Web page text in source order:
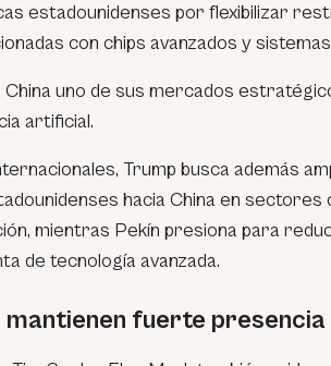
estadounidenses por flexibilizar
con chips avanzados y sistemas
China uno de sus mercados
artificial.
Trump busca además
hacia China en sectores
mientras Pekín presiona para
de tecnología avanzada.
mantienen fuerte presencia